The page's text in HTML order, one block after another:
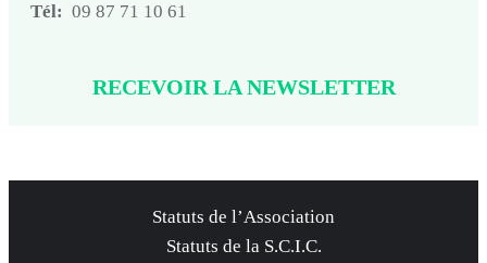
Tél: 09 87 71 10 61
RECEVOIR LA NEWSLETTER
Statuts de l’Association
Statuts de la S.C.I.C.